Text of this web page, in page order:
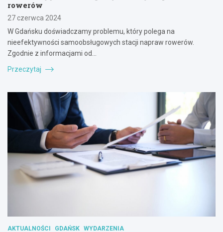
rowerów
27 czerwca 2024
W Gdańsku doświadczamy problemu, który polega na
nieefektywności samoobsługowych stacji napraw rowerów.
Zgodnie z informacjami od…
Przeczytaj
AKTUALNOŚCI GDAŃSK WYDARZENIA